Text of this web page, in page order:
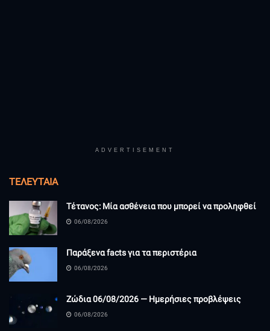
ADVERTISEMENT
ΤΕΛΕΥΤΑΊΑ
Τέτανος: Μία ασθένεια που μπορεί να προληφθεί
06/08/2026
Παράξενα facts για τα περιστέρια
06/08/2026
Ζώδια 06/08/2026 — Ημερήσιες προβλέψεις
06/08/2026